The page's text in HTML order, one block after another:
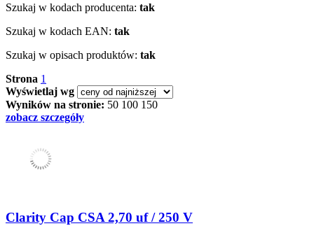
Szukaj w kodach producenta: tak
Szukaj w kodach EAN: tak
Szukaj w opisach produktów: tak
Strona 1
Wyświetlaj wg
Wyników na stronie: 50 100 150
zobacz szczegóły
Clarity Cap CSA 2,70 uf / 250 V